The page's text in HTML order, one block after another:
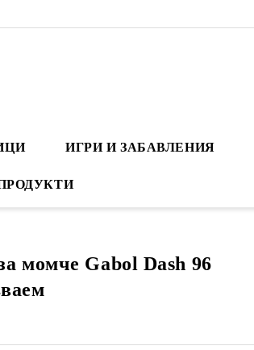
ИГРИ И ЗАБАВЛЕНИЯ
момче Gabol Dash 96